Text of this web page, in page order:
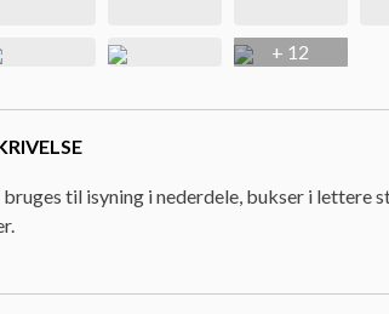
+ 12
til isyning i nederdele, bukser i lettere